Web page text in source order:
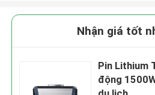
Nhận giá tốt
Pin Lithium
động